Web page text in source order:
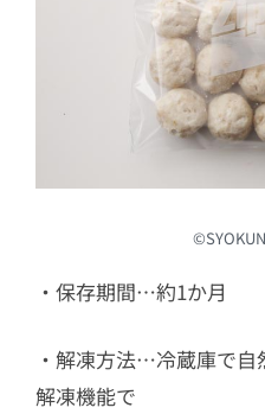
・保存期間…約1か月
・解凍方法…冷蔵庫で
解凍機能で